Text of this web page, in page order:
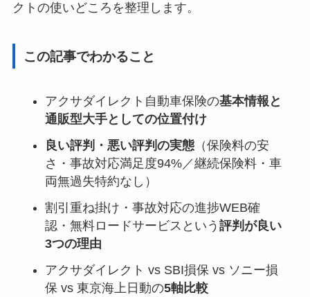
クトの使いどころを整理します。
この記事でわかること
アクサダイレクト自動車保険の基本情報と
通販型大手としての位置付け
良い評判・悪い評判の実態（保険料の安
さ・事故対応満足度94%／継続保険料・車
両無過失特約なし）
割引重ね掛け・事故対応の進捗WEB確
認・無料ロードサービスという 評判が良い
3つの理由
アクサダイレクト vs SBI損保 vs ソニー損
保 vs 東京海上日動の5軸比較